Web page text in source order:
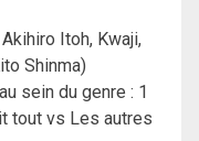
Itoh, Kwaji,
Shinma)
sein du genre : 1
tout vs Les autres